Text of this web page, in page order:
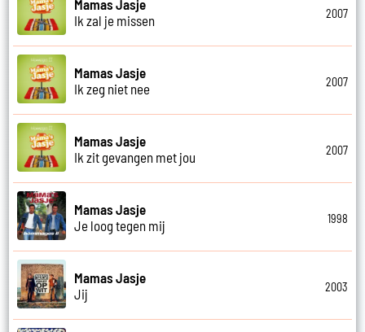
Mamas Jasje
Ik zal je missen
2007
Mamas Jasje
Ik zeg niet nee
2007
Mamas Jasje
Ik zit gevangen met jou
2007
Mamas Jasje
Je loog tegen mij
1998
Mamas Jasje
Jij
2003